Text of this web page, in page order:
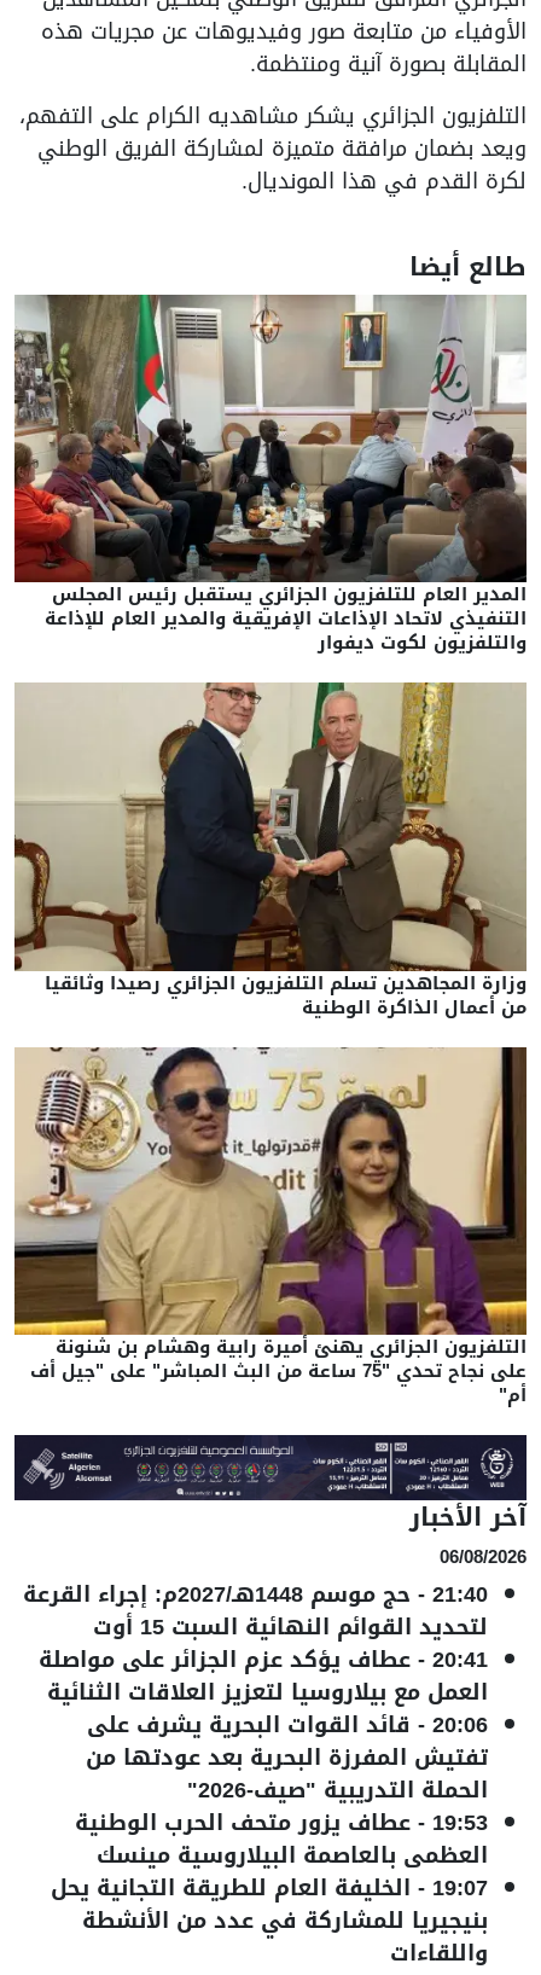
من متابعة صور وفيديوهات عن مجريات هذه
بصورة آنية ومنتظمة.
الجزائري يشكر مشاهديه الكرام على التفهم،
بضمان مرافقة متميزة لمشاركة الفريق الوطني
القدم في هذا المونديال.
أيضا
العام للتلفزيون الجزائري يستقبل رئيس المجلس
لاتحاد الإذاعات الإفريقية والمدير العام للإذاعة
لكوت ديفوار
المجاهدين تسلم التلفزيون الجزائري رصيدا وثائقيا
أعمال الذاكرة الوطنية
الجزائري يهنئ أميرة رابية وهشام بن شنونة
على نجاح تحدي "75 ساعة من البث المباشر" على "جيل أف
الأخبار
06/08/
21:40
- حج موسم 1448هـ/2027م: إجراء القرعة
لتحديد القوائم النهائية السبت 15 أوت
20:41
-عطاف يؤكد عزم الجزائر على مواصلة
العمل مع بيلاروسيا لتعزيز العلاقات الثنائية
20:06
-قائد القوات البحرية يشرف على
تفتيش المفرزة البحرية بعد عودتها من
الحملة التدريبية "صيف-2026"
19:53
- عطاف يزور متحف الحرب الوطنية
العظمى بالعاصمة البيلاروسية مينسك
19:07
- الخليفة العام للطريقة التجانية يحل
بنيجيريا للمشاركة في عدد من الأنشطة
واللقاءات